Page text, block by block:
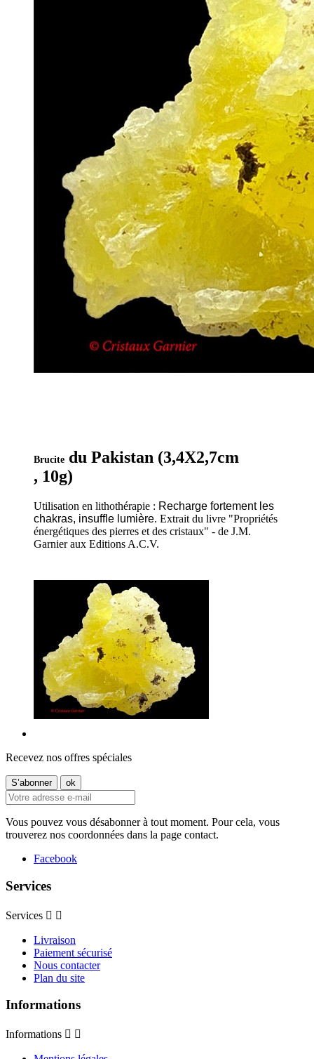
Brucite du Pakistan (3,4X2,7cm
, 10g)
Utilisation en lithothérapie : Recharge fortement les
chakras, insuffle lumière. Extrait du livre "Propriétés
énergétiques des pierres et des cristaux" - de J.M.
Garnier aux Editions A.C.V.
Recevez nos offres spéciales
Vous pouvez vous désabonner à tout moment. Pour cela, vous
trouverez nos coordonnées dans la page contact.
Facebook
Services
Services  
Livraison
Paiement sécurisé
Nous contacter
Plan du site
Informations
Informations  